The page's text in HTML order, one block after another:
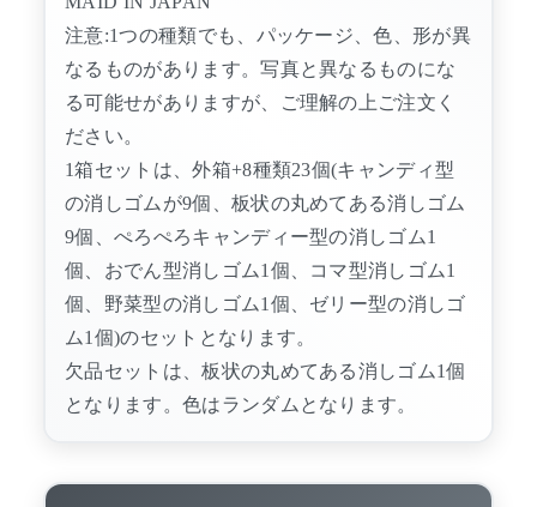
注意:1つの種類でも、パッケージ、色、形が異
なるものがあります。写真と異なるものにな
る可能せがありますが、ご理解の上ご注文く
ださい。
1箱セットは、外箱+8種類23個(キャンディ型
の消しゴムが9個、板状の丸めてある消しゴム
9個、ぺろぺろキャンディー型の消しゴム1
個、おでん型消しゴム1個、コマ型消しゴム1
個、野菜型の消しゴム1個、ゼリー型の消しゴ
ム1個)のセットとなります。
欠品セットは、板状の丸めてある消しゴム1個
となります。色はランダムとなります。